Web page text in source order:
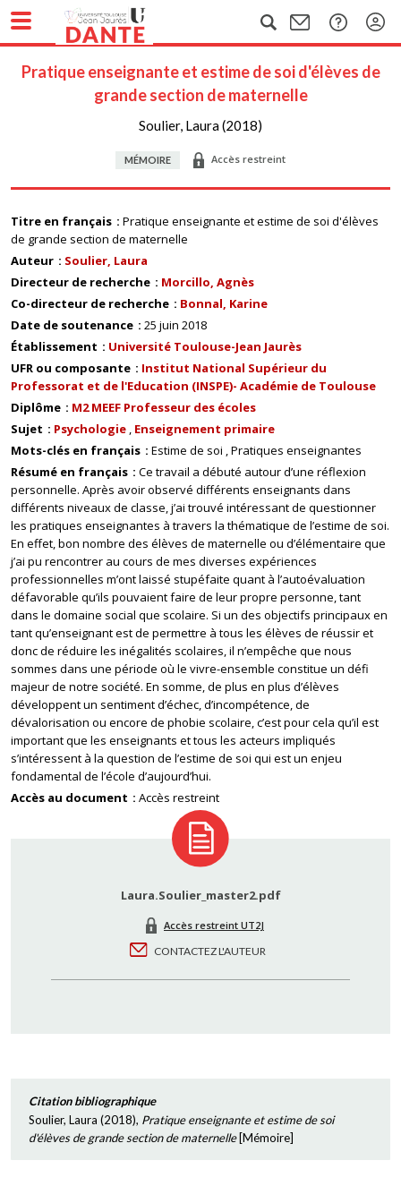
Pratique enseignante et estime de soi d'élèves de
grande section de maternelle
Soulier, Laura (2018)
MÉMOIRE Accès restreint
Titre en français
Pratique enseignante et estime de soi d'élèves
de grande section de maternelle
Auteur
Soulier, Laura
Directeur de recherche
Morcillo, Agnès
Co-directeur de recherche
Bonnal, Karine
Date de soutenance
25 juin 2018
Établissement
Université Toulouse-Jean Jaurès
UFR ou composante
Institut National Supérieur du
Professorat et de l'Education (INSPE)- Académie de Toulouse
Diplôme
M2 MEEF Professeur des écoles
Sujet
Psychologie Enseignement primaire
Mots-clés en français
Estime de soi Pratiques enseignantes
Résumé en français
Ce travail a débuté autour d’une réflexion
personnelle. Après avoir observé différents enseignants dans
différents niveaux de classe, j’ai trouvé intéressant de questionner
les pratiques enseignantes à travers la thématique de l’estime de soi.
En effet, bon nombre des élèves de maternelle ou d’élémentaire que
j’ai pu rencontrer au cours de mes diverses expériences
professionnelles m’ont laissé stupéfaite quant à l’autoévaluation
défavorable qu’ils pouvaient faire de leur propre personne, tant
dans le domaine social que scolaire. Si un des objectifs principaux en
tant qu’enseignant est de permettre à tous les élèves de réussir et
donc de réduire les inégalités scolaires, il n’empêche que nous
sommes dans une période où le vivre-ensemble constitue un défi
majeur de notre société. En somme, de plus en plus d’élèves
développent un sentiment d’échec, d’incompétence, de
dévalorisation ou encore de phobie scolaire, c’est pour cela qu’il est
important que les enseignants et tous les acteurs impliqués
s’intéressent à la question de l’estime de soi qui est un enjeu
fondamental de l’école d’aujourd’hui.
Accès au document
Accès restreint
Laura.Soulier_master2.pdf
Accès restreint UT2J
CONTACTEZ L'AUTEUR
Citation bibliographique
Soulier, Laura (2018), Pratique enseignante et estime de soi
d'élèves de grande section de maternelle[Mémoire]